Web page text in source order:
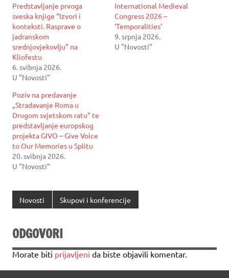
Predstavljanje prvoga
sveska knjige “Izvori i
konteksti. Rasprave o
jadranskom
srednjovjekovlju” na
Kliofestu
6. svibnja 2026.
U "Novosti"
International Medieval
Congress 2026 –
‘Temporalities’
9. srpnja 2026.
U "Novosti"
Poziv na predavanje
„Stradavanje Roma u
Drugom svjetskom ratu“ te
predstavljanje europskog
projekta GIVO – Give Voice
to Our Memories u Splitu
20. svibnja 2026.
U "Novosti"
Novosti Skupovi i konferencije
ODGOVORI
Morate biti prijavljeni da biste objavili komentar.